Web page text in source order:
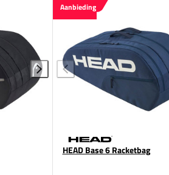
Aanbieding
HEAD Base 6 Racketbag